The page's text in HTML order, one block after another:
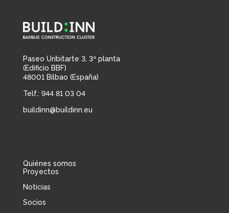
Paseo Uribitarte 3, 3ª planta
(Edificio BBF)
48001 Bilbao (España)
Telf.: 944 81 03 04
buildinn@buildinn.eu
Quiénes somos
Proyectos
Noticias
Socios